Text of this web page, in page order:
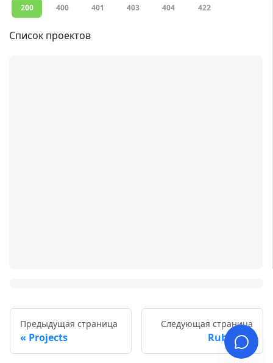
200 400 401 403 404 422
Список проектов
Предыдущая страница
Projects
Следующая страница
Rubrics